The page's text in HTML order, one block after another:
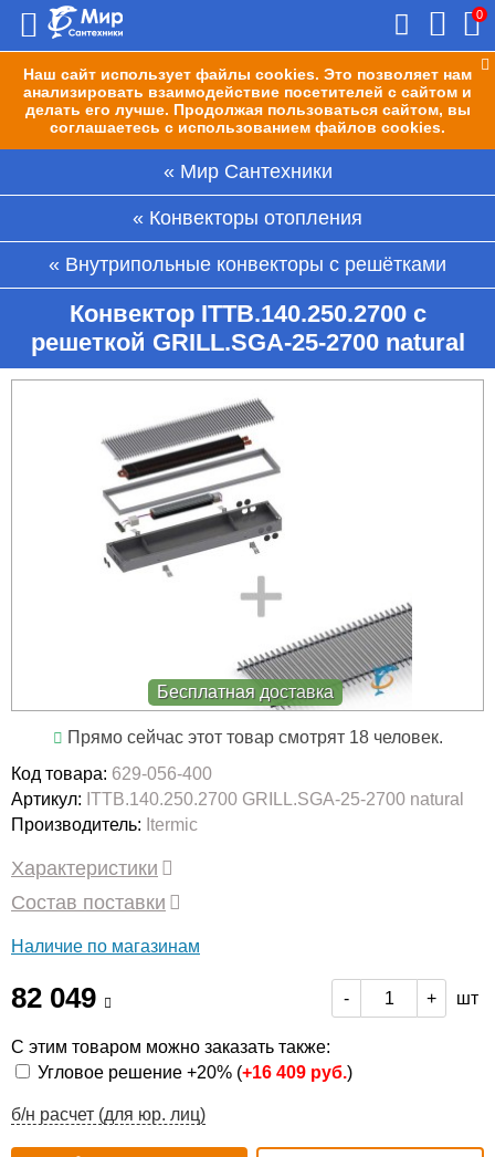
Наш сайт использует файлы cookies. Это позволяет нам
анализировать взаимодействие посетителей с сайтом и
делать его лучше. Продолжая пользоваться сайтом, вы
соглашаетесь с использованием файлов cookies.
0
Мир Сантехники
Конвекторы отопления
Внутрипольные конвекторы с решётками
Конвектор ITTB.140.250.2700 с
решеткой GRILL.SGA-25-2700 natural
Бесплатная доставка
Прямо сейчас этот товар смотрят 18 человек.
Код товара: 629-056-400
Артикул: ITTB.140.250.2700 GRILL.SGA-25-2700 natural
Производитель: Itermic
Характеристики
Состав поставки
Наличие по магазинам
82 049 - + шт
С этим товаром можно заказать также:
Угловое решение +20% (+16 409 руб.)
б/н расчет (для юр. лиц)